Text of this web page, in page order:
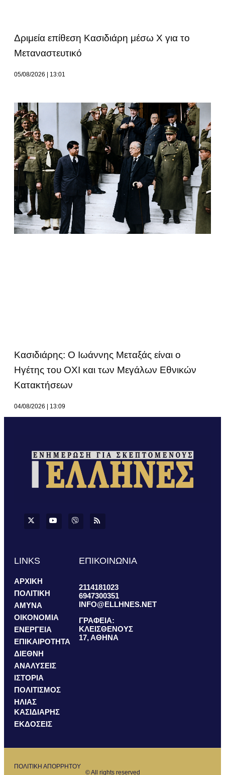
Δριμεία επίθεση Κασιδιάρη μέσω Χ για το
Μεταναστευτικό
05/08/2026 13:01
Κασιδιάρης: Ο Ιωάννης Μεταξάς είναι ο
Ηγέτης του ΟΧΙ και των Μεγάλων Εθνικών
Κατακτήσεων
04/08/2026 13:09
LINKS
ΑΡΧΙΚΗ
ΠΟΛΙΤΙΚΗ
ΑΜΥΝΑ
ΟΙΚΟΝΟΜΙΑ
ΕΝΕΡΓΕΙΑ
ΕΠΙΚΑΙΡΟΤΗΤΑ
ΔΙΕΘΝΗ
ΑΝΑΛΥΣΕΙΣ
ΙΣΤΟΡΙΑ
ΠΟΛΙΤΙΣΜΟΣ
ΗΛΙΑΣ
ΚΑΣΙΔΙΑΡΗΣ
ΕΚΔΟΣΕΙΣ
ΕΠΙΚΟΙΝΩΝΙΑ
2114181023
6947300351
INFO@ELLHNES.NET
ΓΡΑΦΕΙΑ:
ΚΛΕΙΣΘΕΝΟΥΣ
17, ΑΘΗΝΑ
ΠΟΛΙΤΙΚΗ ΑΠΟΡΡΗΤΟΥ
© All rights reserved